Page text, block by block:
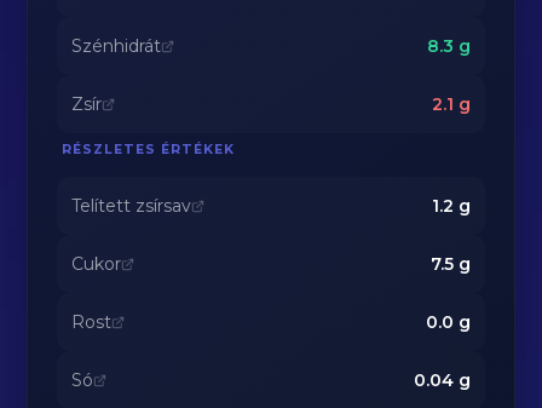
Szénhidrát 8.3 g
Zsír 2.1 g
RÉSZLETES ÉRTÉKEK
Telített zsírsav 1.2 g
Cukor 7.5g
Rost 0.0 g
Só 0.04g